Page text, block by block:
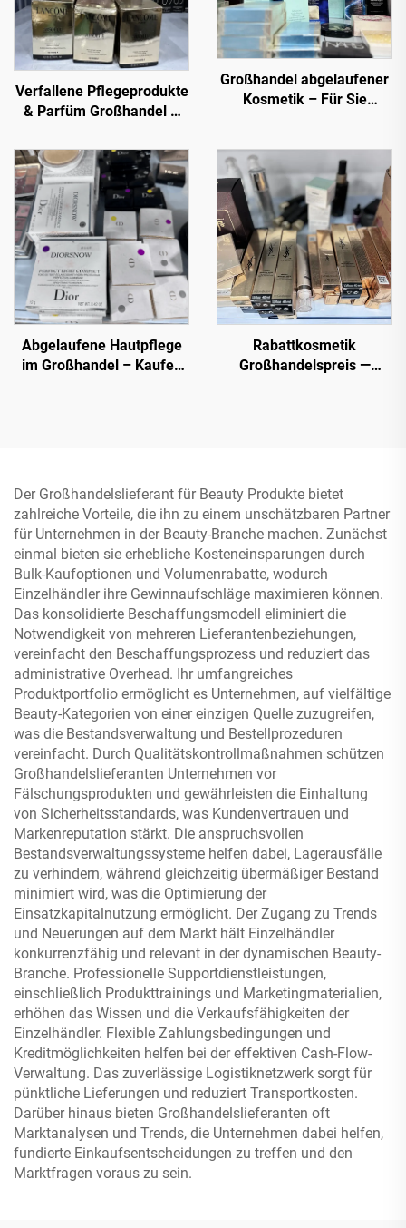
Verfallene Pflegeprodukte
& Parfüm Großhandel –
reduzierten Preisen für E-
Commerce, Spas und
Einzelhändler
Großhandel abgelaufener
Kosmetik – Für Sie
vertrauenswürdigen
Verkäufern
Abgelaufene Hautpflege
im Großhandel – Kaufen
Kerastase, Le Labo, La
Roche Posay, Lancome,
Dior etc.
Rabattkosmetik
Großhandelspreis —
Der Großhandelslieferant für Beauty Produkte bietet
zahlreiche Vorteile, die ihn zu einem unschätzbaren Partner
für Unternehmen in der Beauty-Branche machen. Zunächst
einmal bieten sie erhebliche Kosteneinsparungen durch
Bulk-Kaufoptionen und Volumenrabatte, wodurch
Einzelhändler ihre Gewinnaufschläge maximieren können.
Das konsolidierte Beschaffungsmodell eliminiert die
Notwendigkeit von mehreren Lieferantenbeziehungen,
vereinfacht den Beschaffungsprozess und reduziert das
administrative Overhead. Ihr umfangreiches
Produktportfolio ermöglicht es Unternehmen, auf vielfältige
Beauty-Kategorien von einer einzigen Quelle zuzugreifen,
was die Bestandsverwaltung und Bestellprozeduren
vereinfacht. Durch Qualitätskontrollmaßnahmen schützen
Großhandelslieferanten Unternehmen vor
Fälschungsprodukten und gewährleisten die Einhaltung
von Sicherheitsstandards, was Kundenvertrauen und
Markenreputation stärkt. Die anspruchsvollen
Bestandsverwaltungssysteme helfen dabei, Lagerausfälle
zu verhindern, während gleichzeitig übermäßiger Bestand
minimiert wird, was die Optimierung der
Einsatzkapitalnutzung ermöglicht. Der Zugang zu Trends
und Neuerungen auf dem Markt hält Einzelhändler
konkurrenzfähig und relevant in der dynamischen Beauty-
Branche. Professionelle Supportdienstleistungen,
einschließlich Produkttrainings und Marketingmaterialien,
erhöhen das Wissen und die Verkaufsfähigkeiten der
Einzelhändler. Flexible Zahlungsbedingungen und
Kreditmöglichkeiten helfen bei der effektiven Cash-Flow-
Verwaltung. Das zuverlässige Logistiknetzwerk sorgt für
pünktliche Lieferungen und reduziert Transportkosten.
Darüber hinaus bieten Großhandelslieferanten oft
Marktanalysen und Trends, die Unternehmen dabei helfen,
fundierte Einkaufsentscheidungen zu treffen und den
Marktfragen voraus zu sein.